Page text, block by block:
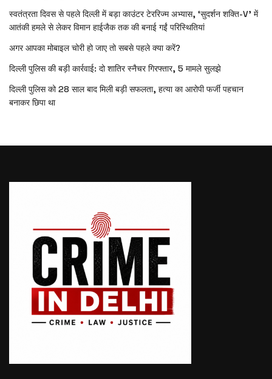
स्वतंत्रता दिवस से पहले दिल्ली में बड़ा काउंटर टेररिज्म अभ्यास, ‘सुदर्शन शक्ति-V’ में
आतंकी हमले से लेकर विमान हाईजैक तक की बनाई गईं परिस्थितियां
अगर आपका मोबाइल चोरी हो जाए तो सबसे पहले क्या करें?
दिल्ली पुलिस की बड़ी कार्रवाई: दो शातिर स्नैचर गिरफ्तार, 5 मामले सुलझे
दिल्ली पुलिस को 28 साल बाद मिली बड़ी सफलता, हत्या का आरोपी फर्जी पहचान
बनाकर छिपा था